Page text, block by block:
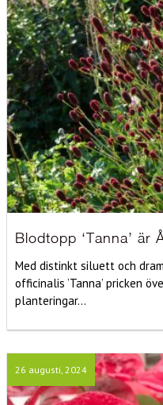
Blodtopp ‘Tanna’ är
Med distinkt siluett och
officinalis ’Tanna’ pricken
planteringar...
26 augusti, 2024